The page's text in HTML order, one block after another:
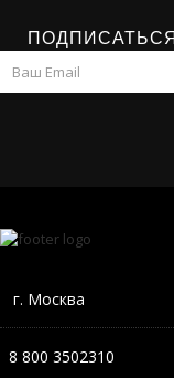
г. Москва
8 800 3502310